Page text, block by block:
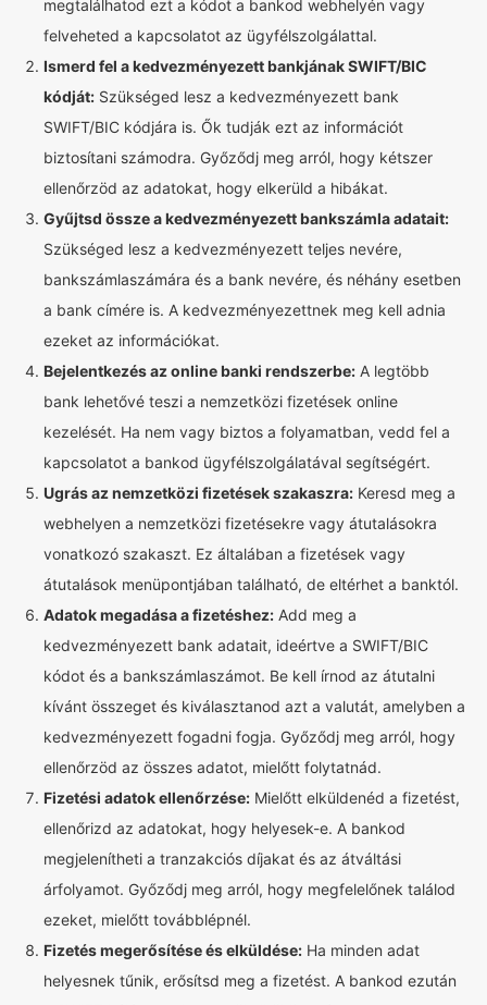
megtalálhatod ezt a kódot a bankod webhelyén vagy
felveheted a kapcsolatot az ügyfélszolgálattal.
Ismerd fel a kedvezményezett bankjának SWIFT/BIC
kódját: Szükséged lesz a kedvezményezett bank
SWIFT/BIC kódjára is. Ők tudják ezt az információt
biztosítani számodra. Győződj meg arról, hogy kétszer
ellenőrzöd az adatokat, hogy elkerüld a hibákat.
Gyűjtsd össze a kedvezményezett bankszámla adatait:
Szükséged lesz a kedvezményezett teljes nevére,
bankszámlaszámára és a bank nevére, és néhány esetben
a bank címére is. A kedvezményezettnek meg kell adnia
ezeket az információkat.
Bejelentkezés az online banki rendszerbe: A legtöbb
bank lehetővé teszi a nemzetközi fizetések online
kezelését. Ha nem vagy biztos a folyamatban, vedd fel a
kapcsolatot a bankod ügyfélszolgálatával segítségért.
Ugrás az nemzetközi fizetések szakaszra: Keresd meg a
webhelyen a nemzetközi fizetésekre vagy átutalásokra
vonatkozó szakaszt. Ez általában a fizetések vagy
átutalások menüpontjában található, de eltérhet a banktól.
Adatok megadása a fizetéshez: Add meg a
kedvezményezett bank adatait, ideértve a SWIFT/BIC
kódot és a bankszámlaszámot. Be kell írnod az átutalni
kívánt összeget és kiválasztanod azt a valutát, amelyben a
kedvezményezett fogadni fogja. Győződj meg arról, hogy
ellenőrzöd az összes adatot, mielőtt folytatnád.
Fizetési adatok ellenőrzése: Mielőtt elküldenéd a fizetést,
ellenőrizd az adatokat, hogy helyesek-e. A bankod
megjelenítheti a tranzakciós díjakat és az átváltási
árfolyamot. Győződj meg arról, hogy megfelelőnek találod
ezeket, mielőtt továbblépnél.
Fizetés megerősítése és elküldése: Ha minden adat
helyesnek tűnik, erősítsd meg a fizetést. A bankod ezután